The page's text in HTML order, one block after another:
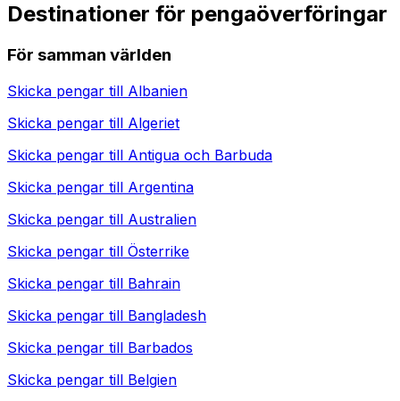
Destinationer för pengaöverföringar
För samman världen
Skicka pengar till Albanien
Skicka pengar till Algeriet
Skicka pengar till Antigua och Barbuda
Skicka pengar till Argentina
Skicka pengar till Australien
Skicka pengar till Österrike
Skicka pengar till Bahrain
Skicka pengar till Bangladesh
Skicka pengar till Barbados
Skicka pengar till Belgien